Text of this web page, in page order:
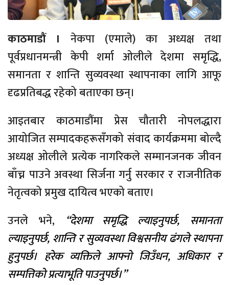
काठमाडौं । नेकपा (एमाले) का अध्यक्ष तथा
पूर्वप्रधानमन्त्री केपी शर्मा ओलीले देशमा समृद्धि,
समानता र शान्ति सुव्यवस्था स्थापनाका लागि आफू
दृढप्रतिबद्ध रहेको बताएका छन्।
आइतबार काठमाडौंमा प्रेस चौतारी नोपलद्धारा
आयोजित सम्पादकहरूसँगको संवाद कार्यक्रममा बोल्दै
अध्यक्ष ओलीले प्रत्येक नागरिकले सम्मानजनक जीवन
बाँच्न पाउने अवस्था सिर्जना गर्नु सरकार र राजनीतिक
नेतृत्वको प्रमुख दायित्व भएको बताए।
उनले भने, “देशमा समृद्धि ल्याइनुपर्छ, समानता
ल्याइनुपर्छ, शान्ति र सुव्यवस्था विश्वसनीय ढंगले स्थापना
हुनुपर्छ। हरेक व्यक्तिले आफ्नो जिउँधन, अधिकार र
सम्पत्तिको प्रत्याभूति पाउनुपर्छ।”